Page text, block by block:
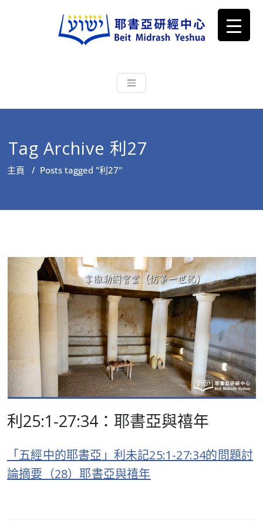
耶書亞研經中心
根源明白聖經，成為更好的門徒
Tag Archive 利27
主頁 / Posts tagged "利27"
利25:1-27:34：耶書亞與禧年
「五經中的耶書亞」利未記25:1-27:34的問題討
論摘要（28）耶書亞與禧年